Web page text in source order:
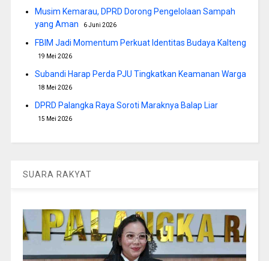
Musim Kemarau, DPRD Dorong Pengelolaan Sampah
yang Aman
6 Juni 2026
FBIM Jadi Momentum Perkuat Identitas Budaya Kalteng
19 Mei 2026
Subandi Harap Perda PJU Tingkatkan Keamanan Warga
18 Mei 2026
DPRD Palangka Raya Soroti Maraknya Balap Liar
15 Mei 2026
SUARA RAKYAT